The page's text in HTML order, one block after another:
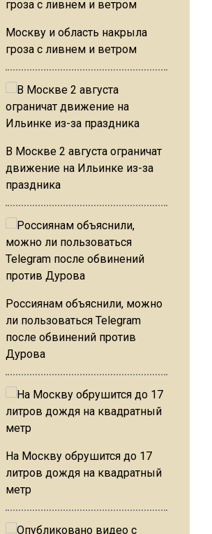
Москву и область накрыла
гроза с ливнем и ветром
В Москве 2 августа ограничат
движение на Ильинке из-за
праздника
Россиянам объяснили, можно
ли пользоваться Telegram
после обвинений против
Дурова
На Москву обрушится до 17
литров дождя на квадратный
метр